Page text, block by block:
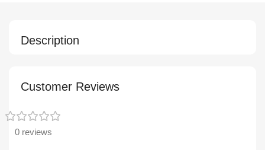
Description
Customer Reviews
0 reviews